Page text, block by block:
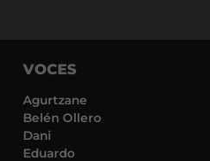
VOCES
Agurtzane
Belén Ollero
Dani
Eduardo